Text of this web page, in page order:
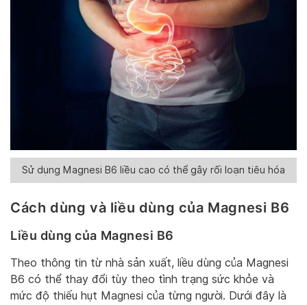
Sử dụng Magnesi B6 liều cao có thể gây rối loạn tiêu hóa
Cách dùng và liều dùng của Magnesi B6
Liều dùng của Magnesi B6
Theo thông tin từ nhà sản xuất, liều dùng của Magnesi
B6 có thể thay đổi tùy theo tình trạng sức khỏe và
mức độ thiếu hụt Magnesi của từng người. Dưới đây là